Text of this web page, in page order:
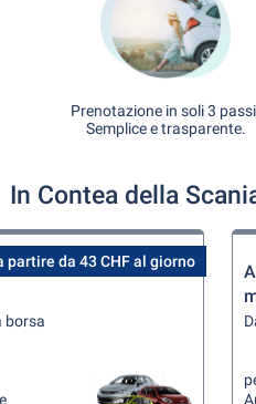
Prenotazione in soli 3
Semplice e trasparente.
In Contea della
partire da 43 CHF al giorno
borsa